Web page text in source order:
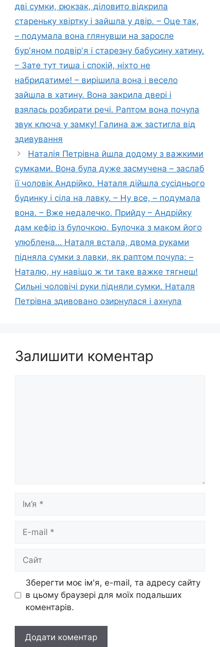
дві сумки, рюкзак, діловито відкрила
стареньку хвіртку і зайшла у двір. – Оце так,
– подумала вона глянувши на заросле
бурʼяном подвірʼя і старезну бабусину хатину.
– Зате тут тиша і спокій, ніхто не
набридатиме! – вирішила вона і весело
зайшла в хатину. Вона закрила двері і
взялась розбирати речі. Раптом вона почула
звук ключа у замку! Галина аж застигла від
здивування
Наталія Петрівна йшла додому з важкими
сумками. Вона була дуже засмучена – заслаб
її чоловік Андрійко. Наталя дійшла сусіднього
будинку і сіла на лавку. – Ну все, – подумала
вона. – Вже недалечко. Прийду – Андрійку
дам кефір із булочкою. Булочка з маком його
улюблена… Наталя встала, двома руками
підняла сумки з лавки, як раптом почула: –
Наталю, ну навіщо ж ти таке важке тягнеш!
Сильні чоловічі руки підняли сумки. Наталя
Петрівна здивовано озирнулася і ахнула
Залишити коментар
mail
Зберегти моє ім'я, e-mail, та адресу сайту
в цьому браузері для моїх подальших
коментарів.